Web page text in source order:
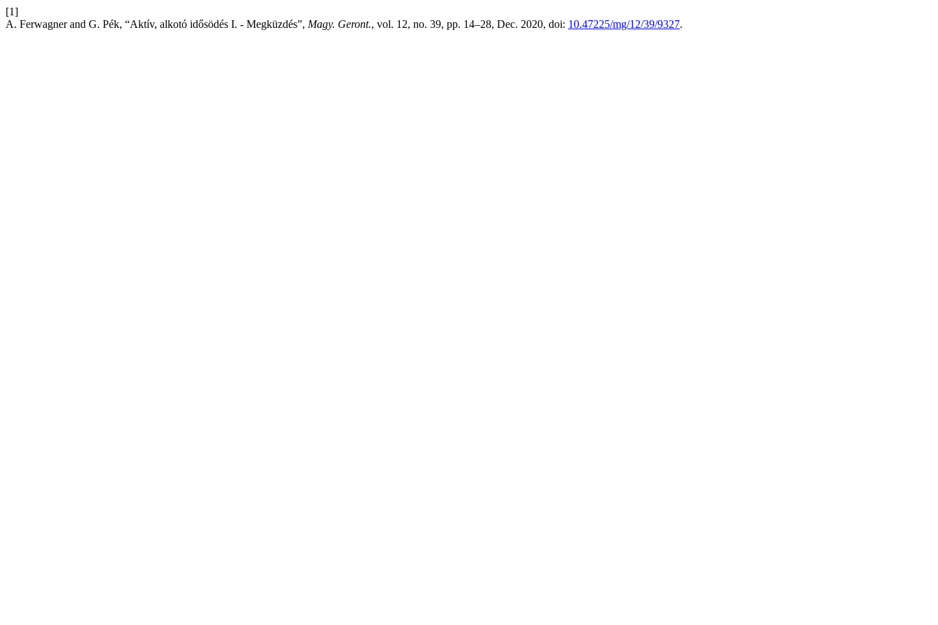
[1]
A. Ferwagner and G. Pék, “Aktív, alkotó idősödés I. - Megküzdés”, Magy. Geront., vol. 12, no. 39, pp. 14–28, Dec. 2020, doi: 10.47225/mg/12/39/9327.